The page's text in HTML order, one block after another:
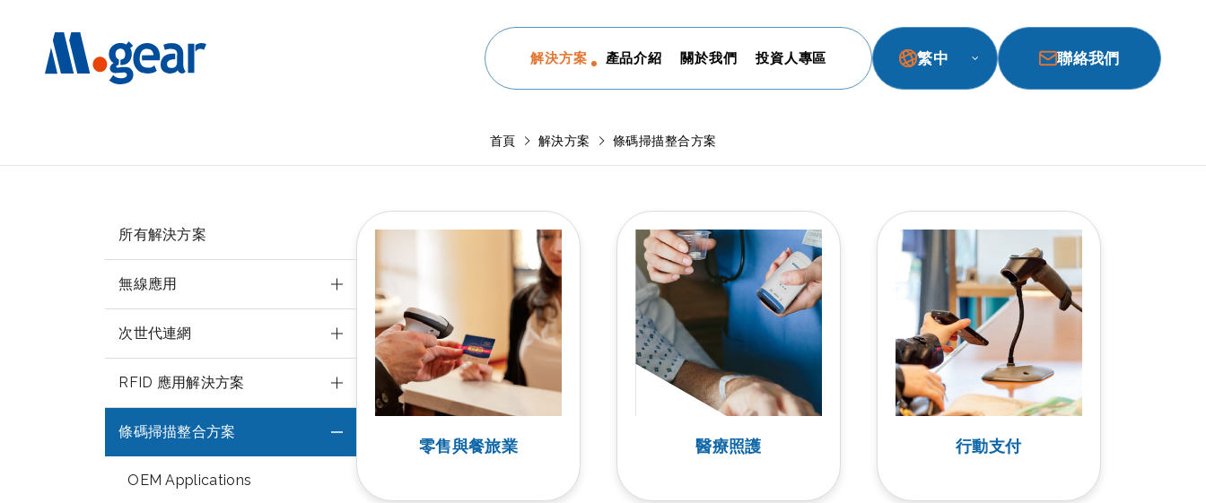
解決方案 產品介紹 關於我們 投資人專區 繁中 聯絡我們
首頁 解決方案 條碼掃描整合方案
所有解決方案
無線應用
次世代連網
RFID 應用解決方案
條碼掃描整合方案
OEM Applications
零售與餐旅業 醫療照護 行動支付